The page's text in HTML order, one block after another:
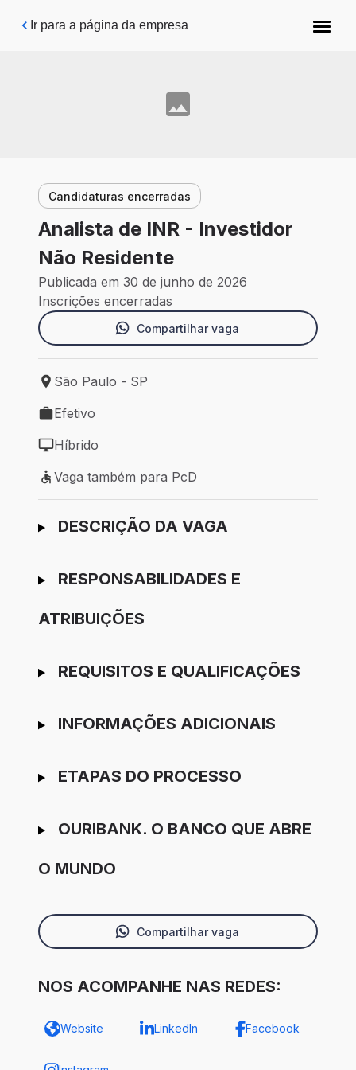
Pular para o conteúdo principal
Ir para a página da empresa
Candidaturas encerradas
Analista de INR - Investidor
Não Residente
Publicada em 30 de junho de 2026
Inscrições encerradas
Compartilhar vaga
Local de trabalho: São Paulo - SP
São Paulo - SP
Tipo de vaga: Efetivo
Efetivo
Modelo de trabalho: Híbrido
Híbrido
Vaga também para PcD
Vaga também para PcD
Ir para candidatura
DESCRIÇÃO DA VAGA
RESPONSABILIDADES E
ATRIBUIÇÕES
REQUISITOS E QUALIFICAÇÕES
INFORMAÇÕES ADICIONAIS
ETAPAS DO PROCESSO
OURIBANK. O BANCO QUE ABRE
O MUNDO
Compartilhar vaga
NOS ACOMPANHE NAS REDES:
Website LinkedIn Facebook